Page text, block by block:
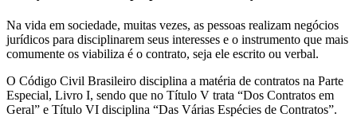
Na vida em sociedade, muitas vezes, as pessoas realizam negócios
jurídicos para disciplinarem seus interesses e o instrumento que mais
comumente os viabiliza é o contrato, seja ele escrito ou verbal.
O Código Civil Brasileiro disciplina a matéria de contratos na Parte
Especial, Livro I, sendo que no Título V trata “Dos Contratos em
Geral” e Título VI disciplina “Das Várias Espécies de Contratos”.